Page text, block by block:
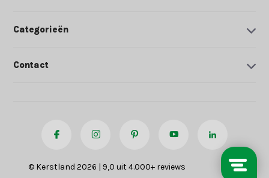
Categorieën
Contact
© Kerstland 2026 | 9,0 uit 4.000+ reviews